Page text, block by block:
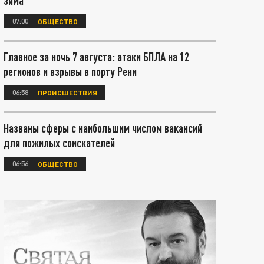
07:00 ОБЩЕСТВО
Главное за ночь 7 августа: атаки БПЛА на 12
регионов и взрывы в порту Рени
06:58 ПРОИСШЕСТВИЯ
Названы сферы с наибольшим числом вакансий
для пожилых соискателей
06:56 ОБЩЕСТВО